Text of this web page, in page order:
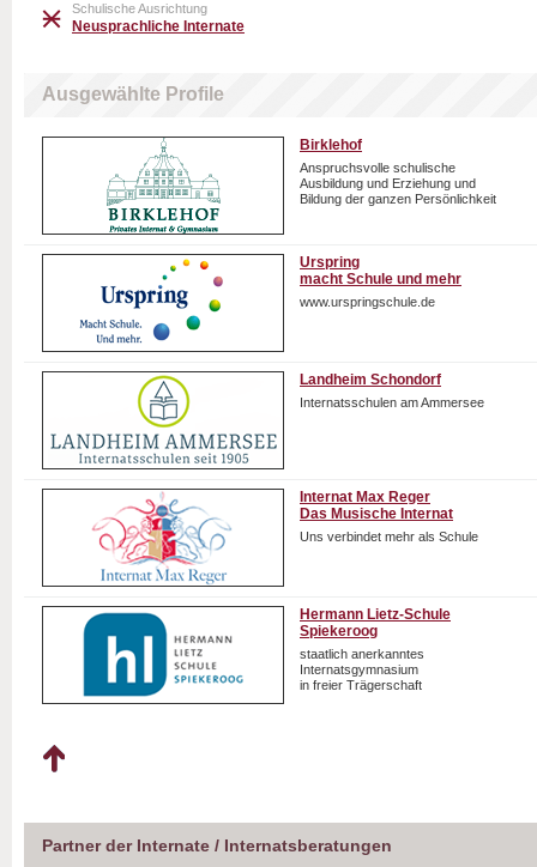
Schulische Ausrichtung
Neusprachliche Internate
Ausgewählte Profile
Birklehof
Anspruchsvolle schulische
Ausbildung und Erziehung und
Bildung der ganzen Persönlichkeit
Urspring
macht Schule und mehr
www.urspringschule.de
Landheim Schondorf
Internatsschulen am Ammersee
Internat Max Reger
Das Musische Internat
Uns verbindet mehr als Schule
Hermann Lietz-Schule
Spiekeroog
staatlich anerkanntes
Internatsgymnasium
in freier Trägerschaft
Partner der Internate / Internatsberatungen